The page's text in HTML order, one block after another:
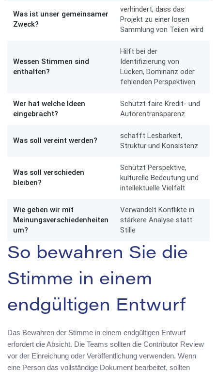
Was ist unser gemeinsamer
Zweck?
verhindert, dass das
Projekt zu einer losen
Sammlung von Teilen wird
Wessen Stimmen sind
enthalten?
Hilft bei der
Identifizierung von
Lücken, Dominanz oder
fehlenden Perspektiven
Wer hat welche Ideen
eingebracht?
Schützt faire Kredit- und
Autorentransparenz
Was soll vereint werden?
schafft Lesbarkeit,
Struktur und Konsistenz
Was soll verschieden
bleiben?
Schützt Perspektive,
kulturelle Bedeutung und
intellektuelle Vielfalt
Wie gehen wir mit
Meinungsverschiedenheiten
um?
Verwandelt Konflikte in
stärkere Analyse statt
Stille
So bewahren Sie die
Stimme in einem
endgültigen Entwurf
Das Bewahren der Stimme in einem endgültigen Entwurf
erfordert die Absicht. Die Teams sollten die Contributor Review
vor der Einreichung oder Veröffentlichung verwenden. Wenn
eine Person das vollständige Dokument bearbeitet, sollten